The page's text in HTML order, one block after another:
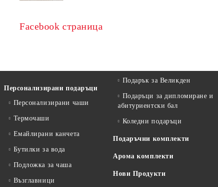
Facebook страница
Персонализирани подаръци
Персонализирани чаши
Термочаши
Емайлирани канчета
Бутилки за вода
Подложка за чаша
Възглавници
Подарък за Великден
Подаръци за дипломиране и
абитуриентски бал
Коледни подаръци
Подаръчни комплекти
Арома комплекти
Нови Продукти